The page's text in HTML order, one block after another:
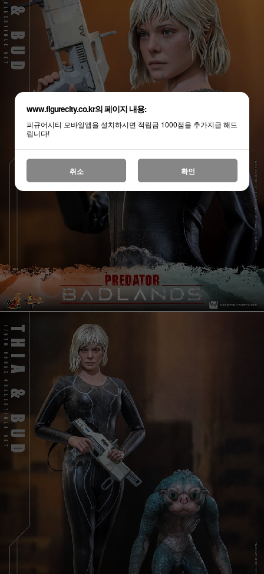
www.figurecity.co.kr의 페이지 내용:
피규어시티 모바일앱을 설치하시면 적립금 1000점을 추가지급 해드
립니다!
취소 확인